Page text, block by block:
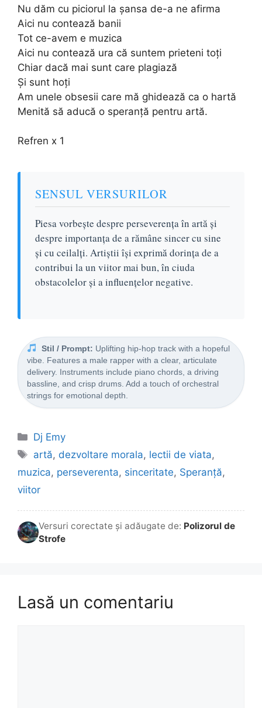
Nu dăm cu piciorul la șansa de-a ne afirma
Aici nu contează banii
Tot ce-avem e muzica
Aici nu contează ura că suntem prieteni toți
Chiar dacă mai sunt care plagiază
Și sunt hoți
Am unele obsesii care mă ghidează ca o hartă
Menită să aducă o speranță pentru artă.
Refren x 1
SENSUL VERSURILOR
Piesa vorbește despre perseverența în artă și
despre importanța de a rămâne sincer cu sine
și cu ceilalți. Artiștii își exprimă dorința de a
contribui la un viitor mai bun, în ciuda
obstacolelor și a influențelor negative.
Stil / Prompt: Uplifting hip-hop track with a hopeful
vibe. Features a male rapper with a clear, articulate
delivery. Instruments include piano chords, a driving
bassline, and crisp drums. Add a touch of orchestral
strings for emotional depth.
Categorii
Dj Emy
Etichete
artă, dezvoltare morala, lectii de viata,
muzica, perseverenta, sinceritate, Speranță,
viitor
Versuri corectate și adăugate de: Polizorul de
Strofe
Lasă un comentariu